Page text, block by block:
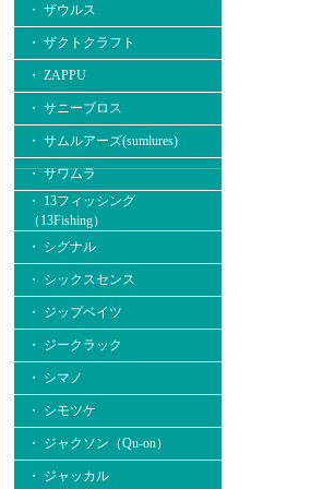
・ ザウルス
・ ザクトクラフト
・ ZAPPU
・ サニーブロス
・ サムルアーズ(sumlures)
・ サワムラ
・ 13フィッシング
（13Fishing）
・ シグナル
・ シックスセンス
・ ジップベイツ
・ ジークラック
・ シマノ
・ シモツケ
・ ジャクソン（Qu-on）
・ ジャッカル